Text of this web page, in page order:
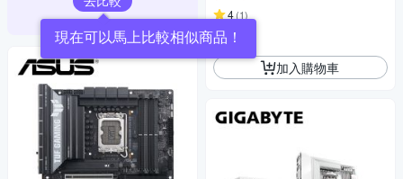
現在可以馬上比較相似商品！
4(1)
券
加入購物車